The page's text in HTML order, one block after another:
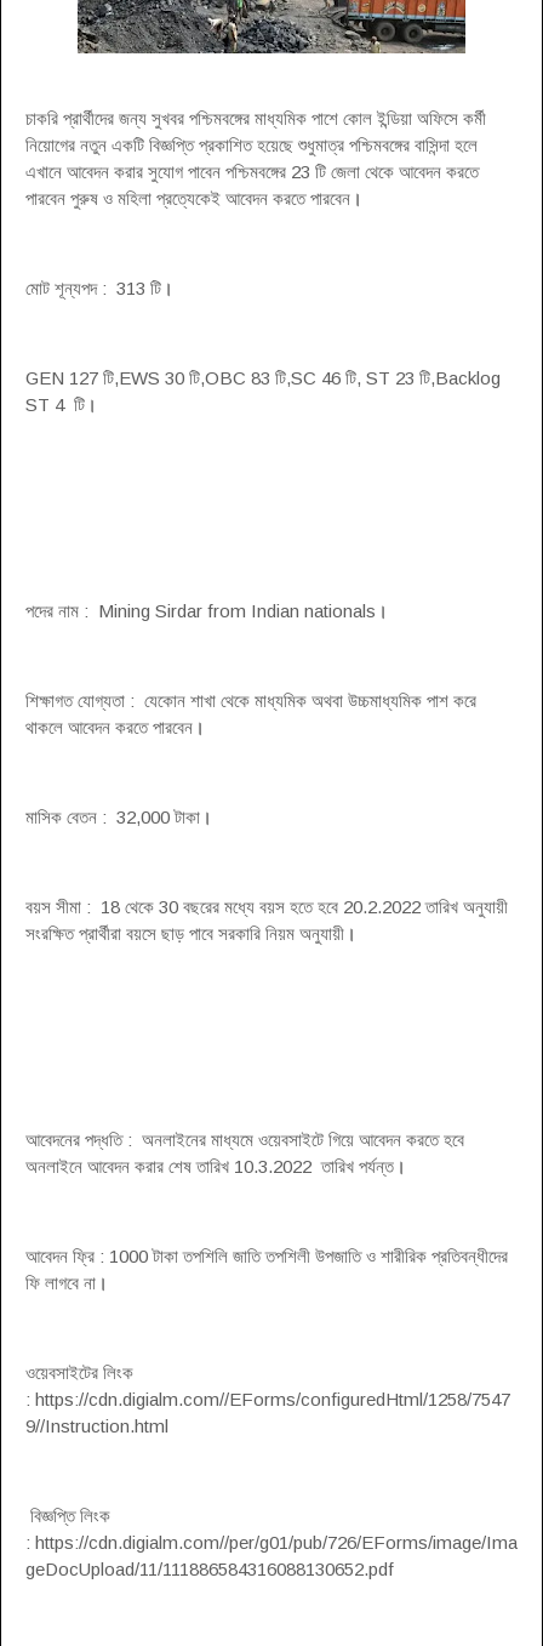
চাকরি প্রার্থীদের জন্য সুখবর পশ্চিমবঙ্গের মাধ্যমিক পাশে কোল ইন্ডিয়া অফিসে কর্মী
নিয়োগের নতুন একটি বিজ্ঞপ্তি প্রকাশিত হয়েছে শুধুমাত্র পশ্চিমবঙ্গের বাসিন্দা হলে
এখানে আবেদন করার সুযোগ পাবেন পশ্চিমবঙ্গের 23 টি জেলা থেকে আবেদন করতে
পারবেন পুরুষ ও মহিলা প্রত্যেকেই আবেদন করতে পারবেন ।
মোট শূন্যপদ : 313 টি ।
GEN 127 টি,EWS 30 টি,OBC 83 টি,SC 46 টি, ST 23 টি,Backlog
ST 4 টি ।
পদের নাম : Mining Sirdar from Indian nationals ।
শিক্ষাগত যোগ্যতা : যেকোন শাখা থেকে মাধ্যমিক অথবা উচ্চমাধ্যমিক পাশ করে
থাকলে আবেদন করতে পারবেন ।
মাসিক বেতন : 32,000 টাকা ।
বয়স সীমা : 18 থেকে 30 বছরের মধ্যে বয়স হতে হবে 20.2.2022 তারিখ অনুযায়ী
সংরক্ষিত প্রার্থীরা বয়সে ছাড় পাবে সরকারি নিয়ম অনুযায়ী ।
আবেদনের পদ্ধতি : অনলাইনের মাধ্যমে ওয়েবসাইটে গিয়ে আবেদন করতে হবে
অনলাইনে আবেদন করার শেষ তারিখ 10.3.2022 তারিখ পর্যন্ত ।
আবেদন ফ্রি : 1000 টাকা তপশিলি জাতি তপশিলী উপজাতি ও শারীরিক প্রতিবন্ধীদের
ফি লাগবে না ।
ওয়েবসাইটের লিংক
: https://cdn.digialm.com//EForms/configuredHtml/1258/7547
9//Instruction.html
বিজ্ঞপ্তি লিংক
: https://cdn.digialm.com//per/g01/pub/726/EForms/image/Ima
geDocUpload/11/111886584316088130652.pdf